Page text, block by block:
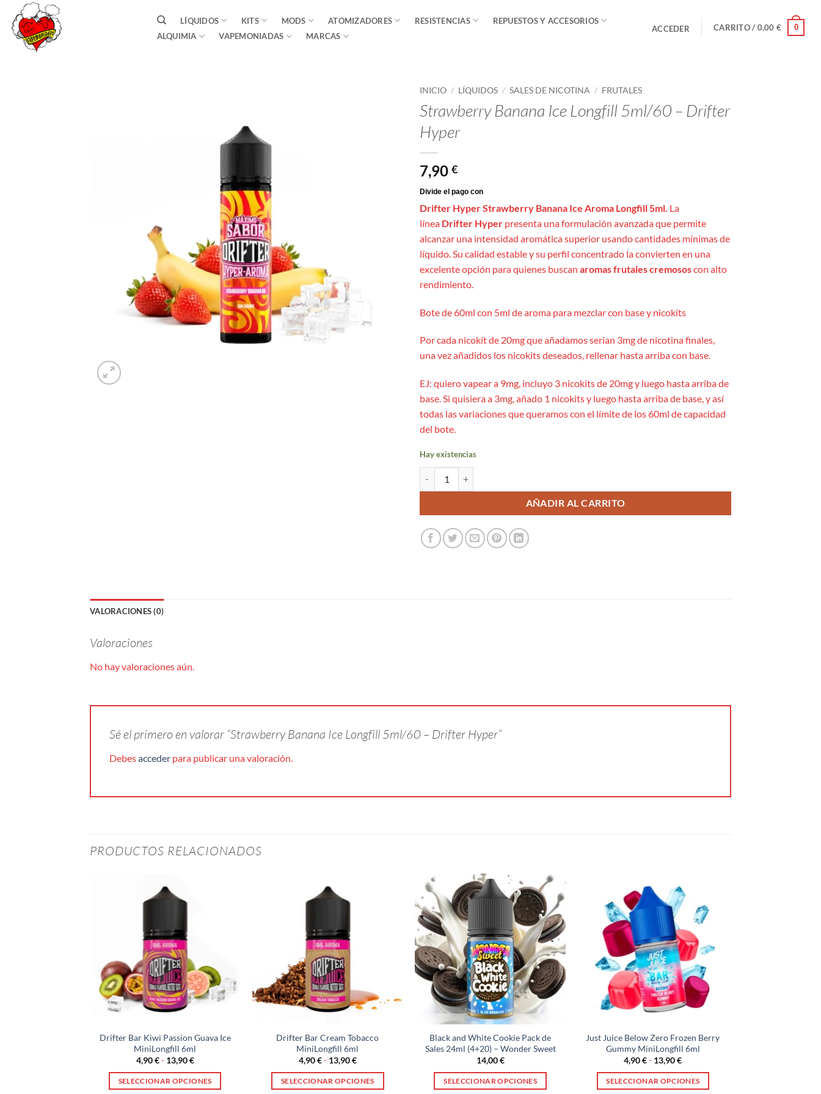
Saltar
contenido
LÍQUIDOS KITS MODS ATOMIZADORES RESISTENCIAS
REPUESTOS Y ACCESORIOS
ALQUIMIA
VAPEMONIADAS MARCAS
ACCEDER CARRITO / 0,00 € 0
INICIO / LÍQUIDOS / SALES DE NICOTINA / FRUTALES
Strawberry Banana Ice Longfill 5ml/60 – Drifter
Hyper
7,90 €
Drifter Hyper Strawberry Banana Ice Aroma Longfill 5ml. La
línea Drifter Hyper presenta una formulación avanzada que permite
alcanzar una intensidad aromática superior usando cantidades mínimas de
líquido. Su calidad estable y su perfil concentrado la convierten en una
excelente opción para quienes buscan aromas frutales cremososcon alto
rendimiento.
Bote de 60ml con 5ml de aroma para mezclar con base y nicokits
Por cada nicokit de 20mg que añadamos serían 3mg de nicotina finales,
una vez añadidos los nicokits deseados, rellenar hasta arriba con base.
EJ: quiero vapear a 9mg, incluyo 3 nicokits de 20mg y luego hasta arriba de
base. Si quisiera a 3mg, añado 1 nicokits y luego hasta arriba de base, y así
todas las variaciones que queramos con el límite de los 60ml de capacidad
del bote.
Hay existencias
AÑADIR AL CARRITO
VALORACIONES (0)
Valoraciones
No hay valoraciones aún.
Sé el primero en valorar “Strawberry Banana Ice Longfill 5ml/60 – Drifter Hyper”
Debesacceder para publicar una valoración.
PRODUCTOS RELACIONADOS
Drifter Bar Kiwi Passion Guava Ice
MiniLongfill 6ml
4,90€- 13,90€Rango
precios:
desde
SELECCIONAR OPCIONES
Drifter Bar Cream Tobacco
MiniLongfill 6ml
4,90€- 13,90€Rango
precios:
desde
SELECCIONAR OPCIONES
Black and White Cookie Pack de
Sales 24ml (4+20) – Wonder Sweet
14,00€
SELECCIONAR OPCIONES
Just Juice Below Zero Frozen Berry
Gummy MiniLongfill 6ml
4,90€- 13,90€Rango
precios:
desde
SELECCIONAR OPCIONES